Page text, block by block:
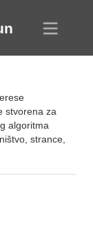
stvorena za
algoritma
strance,